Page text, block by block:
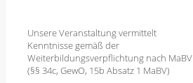
Unsere Veranstaltung vermittelt
Kenntnisse gemäß der
Weiterbildungsverpflichtung nach MaBV
(§§ 34c, GewO, 15b Absatz 1 MaBV)